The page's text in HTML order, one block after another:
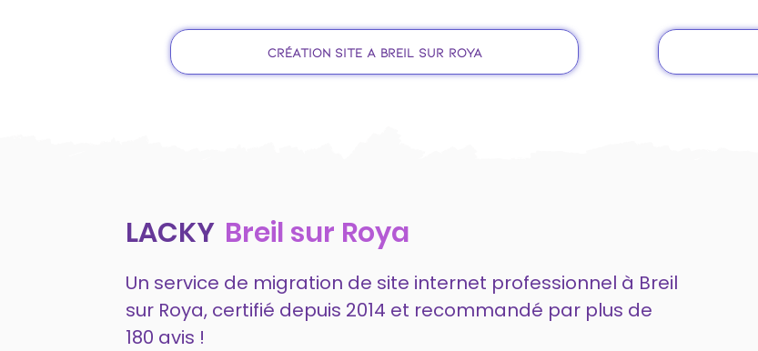
Création site à Breil sur Roya
LACKY Breil sur Roya
Un service de migration de site internet professionnel à Breil
sur Roya, certifié depuis 2014 et recommandé par plus de
180 avis !